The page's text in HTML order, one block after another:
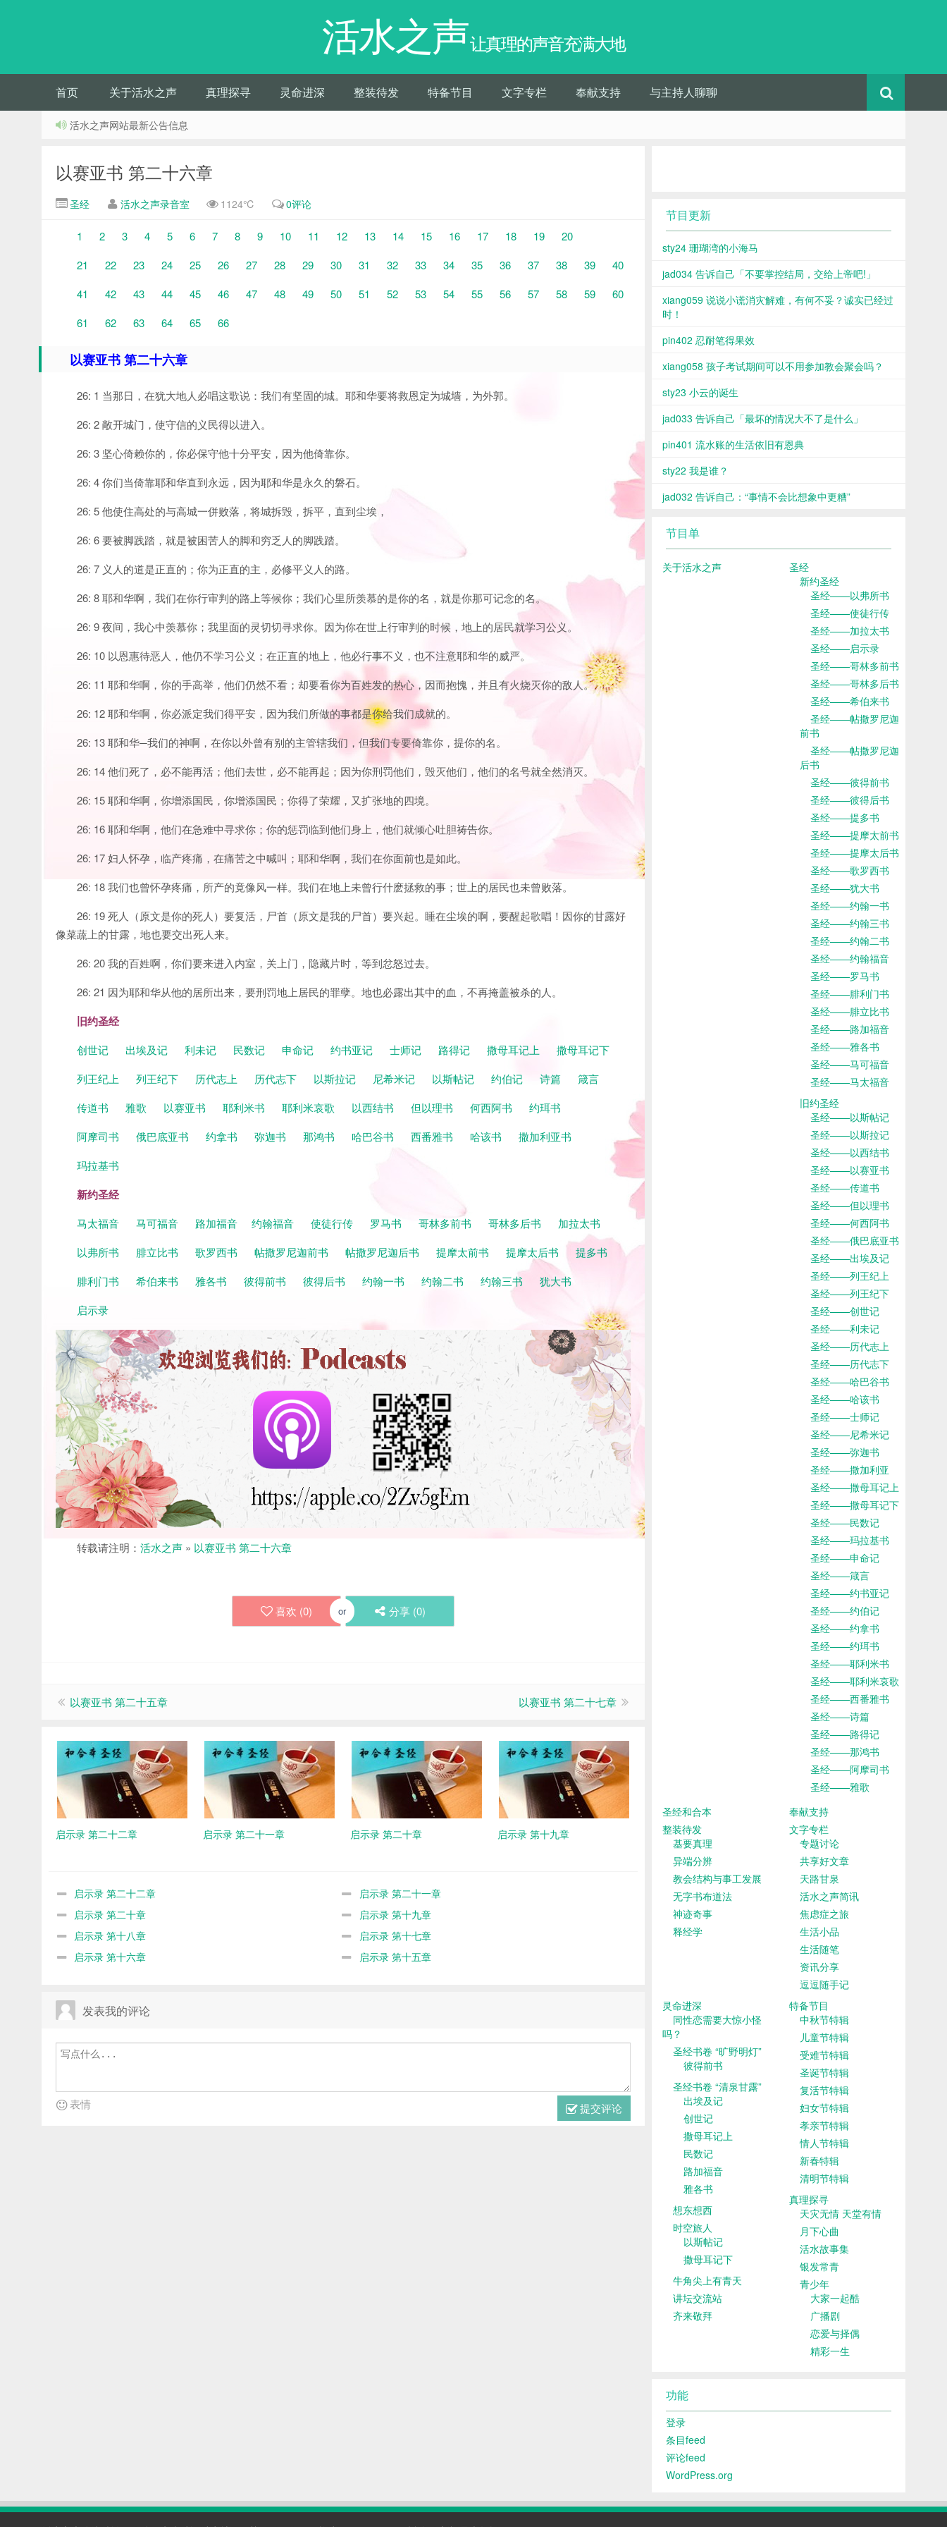
活水之声让真理的声音充满大地
首页 关于活水之声 真理探寻 灵命进深 整装待发 特备节目 文字专栏 奉献支持 与主持人聊聊
活水之声网站最新公告信息
以赛亚书 第二十六章
圣经 活水之声录音室 1124℃ 0评论
1 2 3 4 5 6 7 8 9 10 11 12 13 14 15 16 17 18 19
20
21
22 23 24 25 26 27 28 29 30 31 32 33 34 35 36 37 38 39
40
41
42 43 44 45 46 47 48 49 50 51 52 53 54 55 56 57 58 59
60
61
62 63 64 65 66
以赛亚书 第二十六章
26: 1 当那日，在犹大地人必唱这歌说：我们有坚固的城。耶和华要将救恩定为城墙，为外郭。
26: 2 敞开城门，使守信的义民得以进入。
26: 3 坚心倚赖你的，你必保守他十分平安，因为他倚靠你。
26: 4 你们当倚靠耶和华直到永远，因为耶和华是永久的磐石。
26: 5 他使住高处的与高城一併败落，将城拆毁，拆平，直到尘埃，
26: 6 要被脚践踏，就是被困苦人的脚和穷乏人的脚践踏。
26: 7 义人的道是正直的；你为正直的主，必修平义人的路。
26: 8 耶和华啊，我们在你行审判的路上等候你；我们心里所羡慕的是你的名，就是你那可记念的名。
26: 9 夜间，我心中羡慕你；我里面的灵切切寻求你。因为你在世上行审判的时候，地上的居民就学习公义。
26: 10 以恩惠待恶人，他仍不学习公义；在正直的地上，他必行事不义，也不注意耶和华的威严。
26: 11 耶和华啊，你的手高举，他们仍然不看；却要看你为百姓发的热心，因而抱愧，并且有火烧灭你的敌人。
26: 12 耶和华啊，你必派定我们得平安，因为我们所做的事都是你给我们成就的。
26: 13 耶和华─我们的神啊，在你以外曾有别的主管辖我们，但我们专要倚靠你，提你的名。
26: 14 他们死了，必不能再活；他们去世，必不能再起；因为你刑罚他们，毁灭他们，他们的名号就全然消灭。
26: 15 耶和华啊，你增添国民，你增添国民；你得了荣耀，又扩张地的四境。
26: 16 耶和华啊，他们在急难中寻求你；你的惩罚临到他们身上，他们就倾心吐胆祷告你。
26: 17 妇人怀孕，临产疼痛，在痛苦之中喊叫；耶和华啊，我们在你面前也是如此。
26: 18 我们也曾怀孕疼痛，所产的竟像风一样。我们在地上未曾行什麽拯救的事；世上的居民也未曾败落。
26: 19 死人（原文是你的死人）要复活，尸首（原文是我的尸首）要兴起。睡在尘埃的啊，要醒起歌唱！因你的甘露好
像菜蔬上的甘露，地也要交出死人来。
26: 20 我的百姓啊，你们要来进入内室，关上门，隐藏片时，等到忿怒过去。
26: 21 因为耶和华从他的居所出来，要刑罚地上居民的罪孽。地也必露出其中的血，不再掩盖被杀的人。
旧约圣经
创世记 出埃及记 利未记 民数记 申命记 约书亚记 士师记 路得记 撒母耳记上
撒母耳记下
列王纪上
列王纪下 历代志上 历代志下 以斯拉记 尼希米记 以斯帖记 约伯记 诗篇
箴言
传道书
雅歌 以赛亚书 耶利米书 耶利米哀歌 以西结书 但以理书 何西阿书
约珥书
阿摩司书
俄巴底亚书 约拿书 弥迦书 那鸿书 哈巴谷书 西番雅书 哈该书
撒加利亚书
玛拉基书
新约圣经
马太福音 马可福音 路加福音 约翰福音 使徒行传 罗马书 哥林多前书 哥林多后书
加拉太书
以弗所书
腓立比书 歌罗西书 帖撒罗尼迦前书 帖撒罗尼迦后书 提摩太前书 提摩太后书
提多书
腓利门书
希伯来书 雅各书 彼得前书 彼得后书 约翰一书 约翰二书 约翰三书
犹大书
启示录
转载请注明： 活水之声 » 以赛亚书 第二十六章
喜欢 (0) or 分享 (0)
以赛亚书 第二十五章 以赛亚书 第二十七章
启示录 第二十二章 启示录 第二十一章 启示录 第二十章 启示录 第十九章
启示录 第二十二章
启示录 第二十一章
启示录 第二十章
启示录 第十九章
启示录 第十八章
启示录 第十七章
启示录 第十六章
启示录 第十五章
发表我的评论
提交评论
表情
节目更新
sty24 珊瑚湾的小海马
jad034 告诉自己「不要掌控结局，交给上帝吧!」
xiang059 说说小谎消灾解难，有何不妥？诚实已经过
时！
pin402 忍耐笔得果效
xiang058 孩子考试期间可以不用参加教会聚会吗？
sty23 小云的诞生
jad033 告诉自己「最坏的情况大不了是什么」
pin401 流水账的生活依旧有恩典
sty22 我是谁？
jad032 告诉自己：“事情不会比想象中更糟”
节目单
关于活水之声
圣经
新约圣经
圣经——以弗所书
圣经——使徒行传
圣经——加拉太书
圣经——启示录
圣经——哥林多前书
圣经——哥林多后书
圣经——希伯来书
圣经——帖撒罗尼迦
前书
圣经——帖撒罗尼迦
后书
圣经——彼得前书
圣经——彼得后书
圣经——提多书
圣经——提摩太前书
圣经——提摩太后书
圣经——歌罗西书
圣经——犹大书
圣经——约翰一书
圣经——约翰三书
圣经——约翰二书
圣经——约翰福音
圣经——罗马书
圣经——腓利门书
圣经——腓立比书
圣经——路加福音
圣经——雅各书
圣经——马可福音
圣经——马太福音
旧约圣经
圣经——以斯帖记
圣经——以斯拉记
圣经——以西结书
圣经——以赛亚书
圣经——传道书
圣经——但以理书
圣经——何西阿书
圣经——俄巴底亚书
圣经——出埃及记
圣经——列王纪上
圣经——列王纪下
圣经——创世记
圣经——利未记
圣经——历代志上
圣经——历代志下
圣经——哈巴谷书
圣经——哈该书
圣经——士师记
圣经——尼希米记
圣经——弥迦书
圣经——撒加利亚
圣经——撒母耳记上
圣经——撒母耳记下
圣经——民数记
圣经——玛拉基书
圣经——申命记
圣经——箴言
圣经——约书亚记
圣经——约伯记
圣经——约拿书
圣经——约珥书
圣经——耶利米书
圣经——耶利米哀歌
圣经——西番雅书
圣经——诗篇
圣经——路得记
圣经——那鸿书
圣经——阿摩司书
圣经——雅歌
圣经和合本
奉献支持
整装待发
基要真理
异端分辨
教会结构与事工发展
无字书布道法
神迹奇事
释经学
文字专栏
专题讨论
共享好文章
天路甘泉
活水之声简讯
焦虑症之旅
生活小品
生活随笔
资讯分享
逗逗随手记
灵命进深
同性恋需要大惊小怪
吗？
圣经书卷 “旷野明灯”
彼得前书
圣经书卷 “清泉甘露”
出埃及记
创世记
撒母耳记上
民数记
路加福音
雅各书
想东想西
时空旅人
以斯帖记
撒母耳记下
牛角尖上有青天
讲坛交流站
齐来敬拜
特备节目
中秋节特辑
儿童节特辑
受难节特辑
圣诞节特辑
复活节特辑
妇女节特辑
孝亲节特辑
情人节特辑
新春特辑
清明节特辑
真理探寻
天灾无情 天堂有情
月下心曲
活水故事集
银发常青
青少年
大家一起酷
广播剧
恋爱与择偶
精彩一生
功能
登录
条目feed
评论feed
WordPress.org